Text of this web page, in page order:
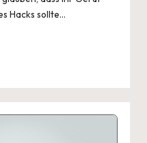
Hacks sollte…